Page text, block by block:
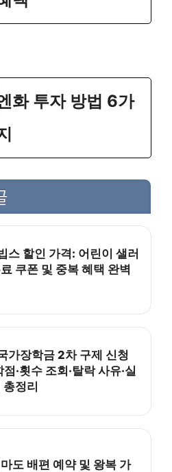
화 투자 방법 6가
스 할인 가격: 어린이 샐러
쿠폰 및 중복 혜택 완벽
가장학금 2차 구제 신청
·횟수 조회·탈락 사유·실
정리
도 배편 예약 및 왕복 가